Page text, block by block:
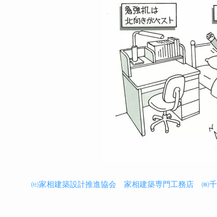
㈳家相建築設計推進協会 家相建築専門工務店 ㈱